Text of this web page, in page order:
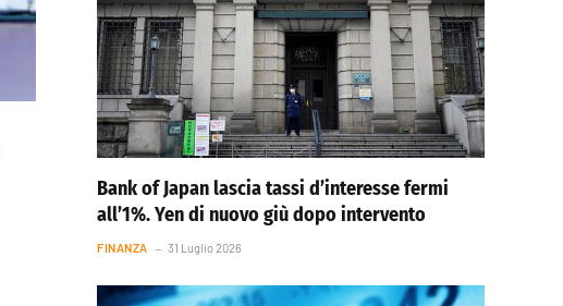
Bank of Japan lascia tassi d’interesse fermi
all’1%. Yen di nuovo giù dopo intervento
FINANZA 31 Luglio 2026